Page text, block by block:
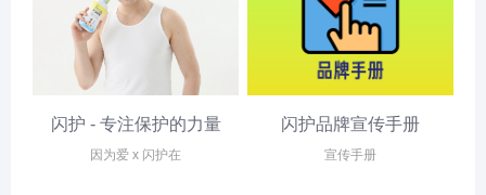
闪护 - 专注保护的力量
因为爱 x 闪护在
闪护品牌宣传手册
宣传手册